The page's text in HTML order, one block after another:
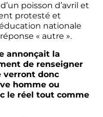
poisson d’avril et
protesté et
nationale
« autre ».
annonçait la
de renseigner
verront donc
homme ou
le réel tout comme